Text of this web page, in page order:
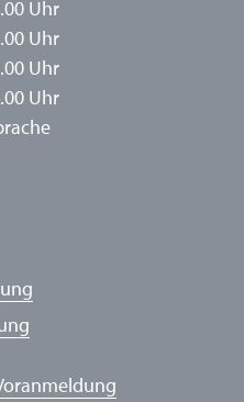
Uhr
Uhr
Uhr
Uhr